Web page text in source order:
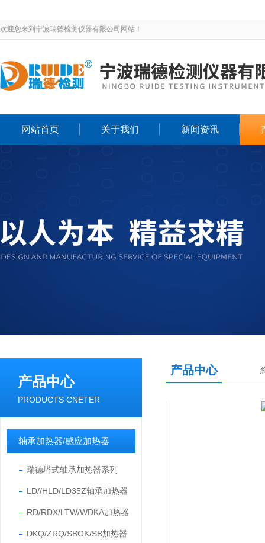
欢迎您来到宁波瑞德检测仪器有限公司网站！
网站首页 关于我们 新闻资讯
产品中心
PRODUCTS CNETER
轴承加热器/感应加热器
瑞德塔式轴承加热器系列
LD//HLD/LD35Z轴承加热器
RD/RDX/LTW/WDKA加热器
DKQ/ZRQ/SBOK/SB加热器
产品中心